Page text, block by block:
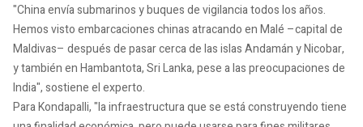
"China envía submarinos y buques de vigilancia todos los años.
Hemos visto embarcaciones chinas atracando en Malé –capital de
Maldivas– después de pasar cerca de las islas Andamán y Nicobar,
y también en Hambantota, Sri Lanka, pese a las preocupaciones de
India", sostiene el experto.
Para Kondapalli, "la infraestructura que se está construyendo tiene